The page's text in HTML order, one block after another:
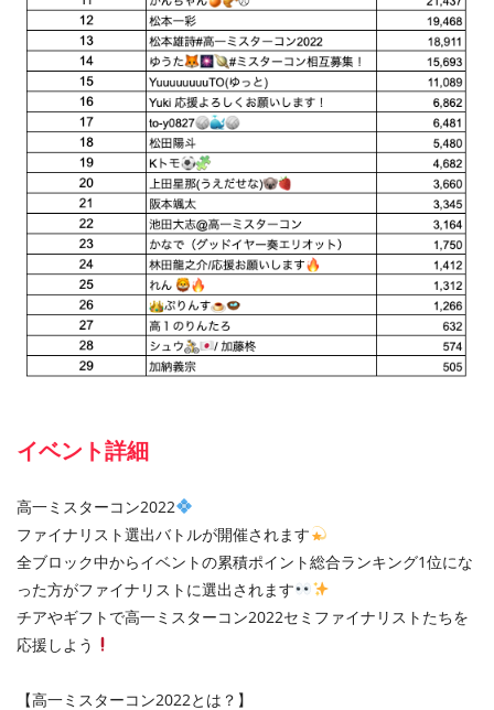
イベント詳細
高一ミスターコン2022
ファイナリスト選出バトルが開催されます
全ブロック中からイベントの累積ポイント総合ランキング1位にな
った方がファイナリストに選出されます
チアやギフトで高一ミスターコン2022セミファイナリストたちを
応援しよう
【高一ミスターコン2022とは？】